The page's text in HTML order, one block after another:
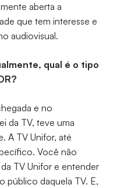
aberta a
que tem interesse e
audiovisual.
qual é o tipo
e no
da TV, teve uma
A TV Unifor, até
Você não
TV Unifor e entender
público daquela TV. E,